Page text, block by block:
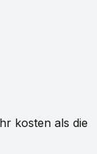
kosten als die